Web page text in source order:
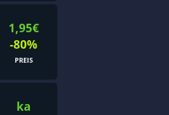
1,95€
-80%
PREIS
ka